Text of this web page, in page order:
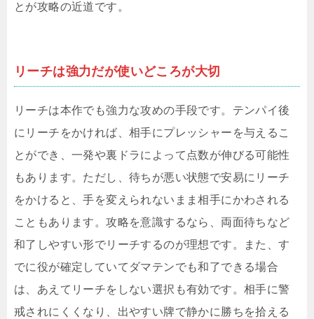
とが攻略の近道です。
リーチは強力だが使いどころが大切
リーチは本作でも強力な攻めの手段です。テンパイ後
にリーチをかければ、相手にプレッシャーを与えるこ
とができ、一発や裏ドラによって点数が伸びる可能性
もあります。ただし、待ちが悪い状態で安易にリーチ
をかけると、手を変えられないまま相手にかわされる
こともあります。攻略を意識するなら、両面待ちなど
和了しやすい形でリーチするのが理想です。また、す
でに役が確定していてダマテンでも和了できる場合
は、あえてリーチをしない選択も有効です。相手に警
戒されにくくなり、出やすい牌で静かに勝ちを拾える